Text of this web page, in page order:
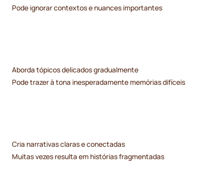
Pode ignorar contextos e nuances importantes
Aborda tópicos delicados gradualmente
Pode trazer à tona inesperadamente memórias difíceis
Cria narrativas claras e conectadas
Muitas vezes resulta em histórias fragmentadas